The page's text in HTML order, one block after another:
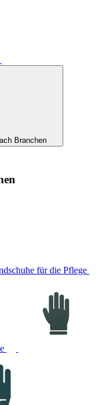
Branchen
für die Pflege